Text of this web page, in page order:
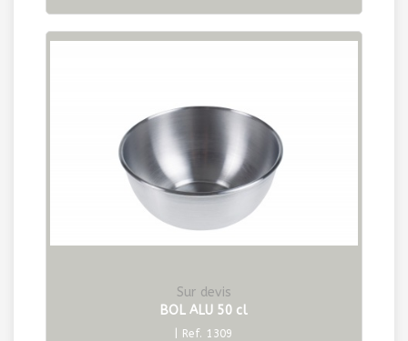
Sur devis
BOL ALU 50 cl
| Ref. 1309